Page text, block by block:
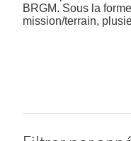
BRGM. Sous la
mission/terrain,